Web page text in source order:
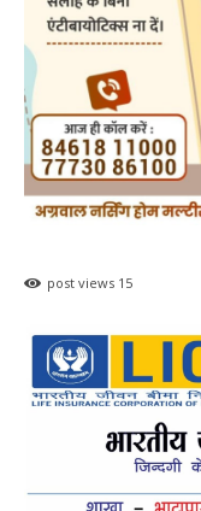
post views 15